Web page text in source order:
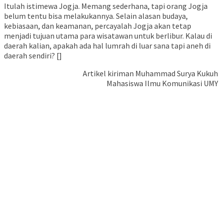
Itulah istimewa Jogja. Memang sederhana, tapi orang Jogja
belum tentu bisa melakukannya. Selain alasan budaya,
kebiasaan, dan keamanan, percayalah Jogja akan tetap
menjadi tujuan utama para wisatawan untuk berlibur. Kalau di
daerah kalian, apakah ada hal lumrah di luar sana tapi aneh di
daerah sendiri? []
Artikel kiriman Muhammad Surya Kukuh
Mahasiswa Ilmu Komunikasi UMY